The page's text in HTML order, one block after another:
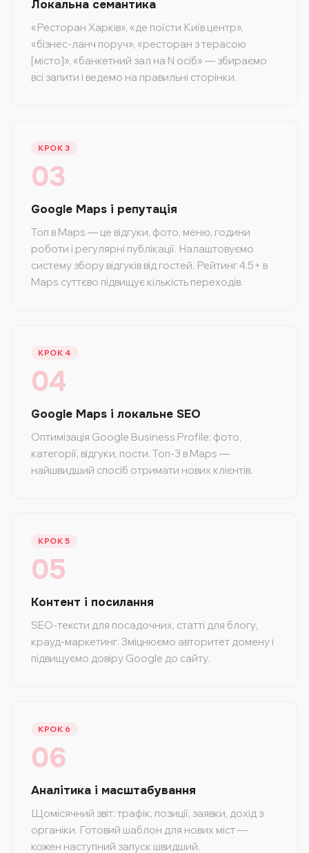
Локальна семантика
«Ресторан Харків», «де поїсти Київ центр»,
«бізнес-ланч поруч», «ресторан з терасою
[місто]», «банкетний зал на N осіб» — збираємо
всі запити і ведемо на правильні сторінки.
КРОК 3
03
Google Maps і репутація
Топ в Maps — це відгуки, фото, меню, години
роботи і регулярні публікації. Налаштовуємо
систему збору відгуків від гостей. Рейтинг 4.5+ в
Maps суттєво підвищує кількість переходів.
КРОК 4
04
Google Maps і локальне SEO
Оптимізація Google Business Profile: фото,
категорії, відгуки, пости. Топ-3 в Maps —
найшвидший спосіб отримати нових клієнтів.
КРОК 5
05
Контент і посилання
SEO-тексти для посадочних, статті для блогу,
крауд-маркетинг. Зміцнюємо авторитет домену і
підвищуємо довіру Google до сайту.
КРОК 6
06
Аналітика і масштабування
Щомісячний звіт: трафік, позиції, заявки, дохід з
органіки. Готовий шаблон для нових міст —
кожен наступний запуск швидший.